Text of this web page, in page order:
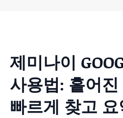
제미나이
사용법: 흩어
빠르게 찾고